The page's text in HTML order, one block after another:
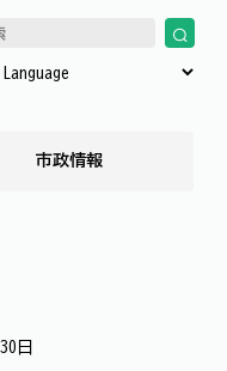
市政情報
日